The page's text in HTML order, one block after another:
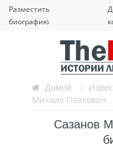
Разместить
биографию
Домой /
Михаил Павлович
Сазанов